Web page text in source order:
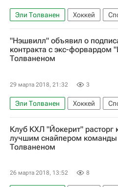
Марк-Эдуард Власич
Давид Крейчи
Филип
Финляндия
Нэшвилл
Эли Толванен Хоккей
Национальная хоккейная лига
Вегас Голден Найтс
Нэшвилл Предаторз
Монреаль Канадиенс
Каролина Харрикейнз
Нью-
Торонто Мейпл Лифс
"Нэшвилл" объявил о
контракта с экс-форвардом
Толваненом
29 марта 2018, 21:32 3
Эли Толванен Хоккей
Национальная хоккейная лига
Йокерит
Нэшвилл
Клуб КХЛ "Йокерит" расторг
лучшим снайпером команды
Толваненом
26 марта 2018, 13:52 8